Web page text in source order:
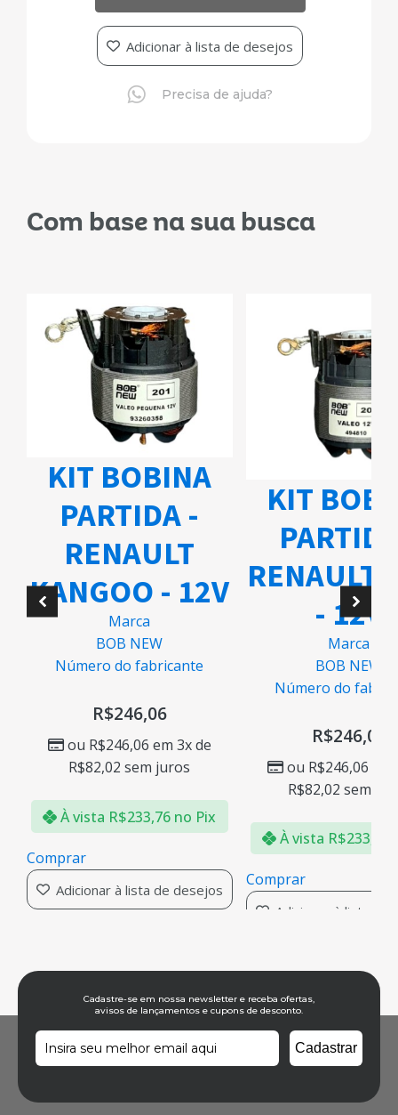
Adicionar à lista de desejos
Precisa de ajuda?
Com base na sua busca
KIT BOBINA
PARTIDA -
RENAULT
KANGOO - 12V
Marca
BOB NEW
Número do fabricante
R$246,06
ou R$246,06 em 3x de
R$82,02 sem juros
À vista R$233,76 no Pix
Comprar
Adicionar à lista de desejos
KIT
RENAULT
- 12V
Marca
BOB NEW
Número do
R$246,06
ou R$246,06
R$82,02 sem
À vista R$233,76
Comprar
Adicionar à lista de
Cadastre-se em nossa newsletter e receba ofertas,
avisos de lançamentos e cupons de desconto.